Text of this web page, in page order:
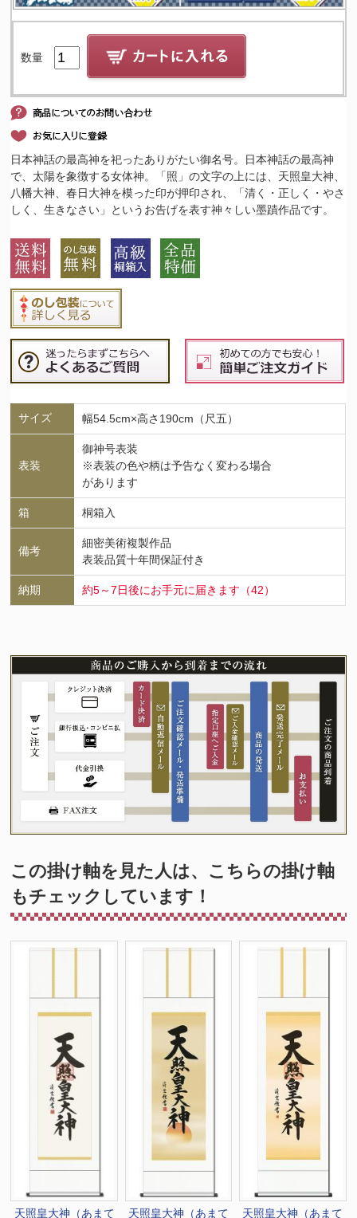
数量
日本神話の最高神を祀ったありがたい御名号。日本神話の最高神
で、太陽を象徴する女体神。「照」の文字の上には、天照皇大神、
八幡大神、春日大神を模った印が押印され、「清く・正しく・やさ
しく、生きなさい」というお告げを表す神々しい墨蹟作品です。
サイズ 幅54.5cm×高さ190cm（尺五）
表装
御神号表装
※表装の色や柄は予告なく変わる場合
があります
箱 桐箱入
備考
細密美術複製作品
表装品質十年間保証付き
納期 約5～7日後にお手元に届きます（42）
この掛け軸を見た人は、こちらの掛け軸
もチェックしています！
天照皇大神（あまて 天照皇大神（あまて 天照皇大神（あまて